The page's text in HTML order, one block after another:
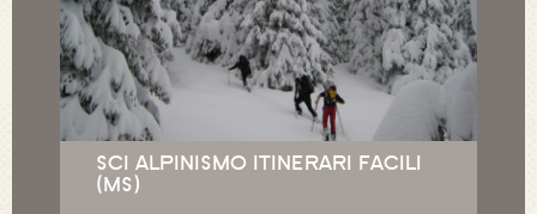
SCI ALPINISMO ITINERARI FACILI
(MS)